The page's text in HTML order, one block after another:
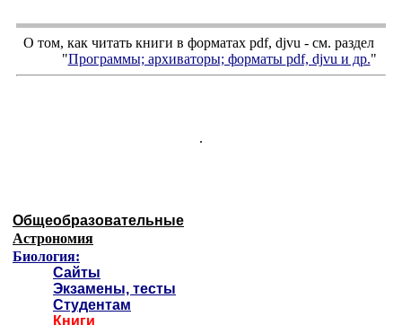
О том, как читать книги в форматах pdf, djvu - см. раздел
"Программы; архиваторы; форматы pdf, djvu и др."
.
Общеобразовательные
Астрономия
Биология:
Сайты
Экзамены, тесты
Студентам
Книги